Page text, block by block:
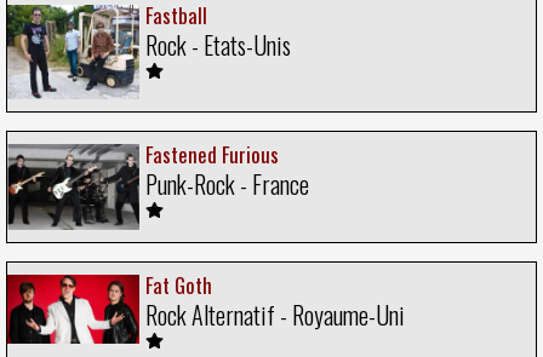
Fastball
Rock - Etats-Unis
Fastened Furious
Punk-Rock - France
Fat Goth
Rock Alternatif - Royaume-Uni